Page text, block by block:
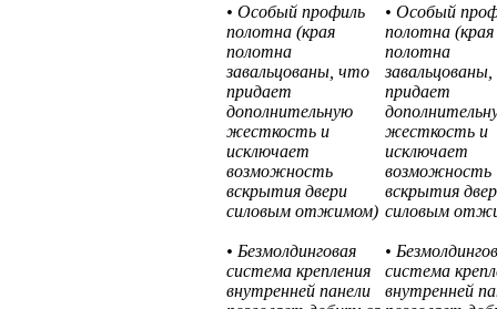
• Особый профиль
полотна (края
полотна
завальцованы, что
придает
дополнительную
жесткость и
исключает
возможность
вскрытия двери
силовым отжимом)
• Безмолдинговая
система крепления
внутренней панели
• Особый
полотна (края
полотна
придает
жесткость и
исключает
возможность
вскрытия
силовым
•
система
внутренней